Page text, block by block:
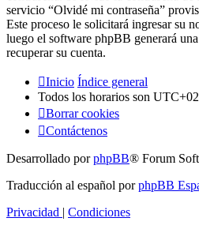
servicio “Olvidé mi contraseña”
Este proceso le solicitará ingresar su
luego el software phpBB generará
recuperar su cuenta.
Inicio Índice general
Todos los horarios son
Borrar cookies
Contáctenos
Desarrollado porphpBB® Forum
Traducción al español porphpBB
Privacidad | Condiciones